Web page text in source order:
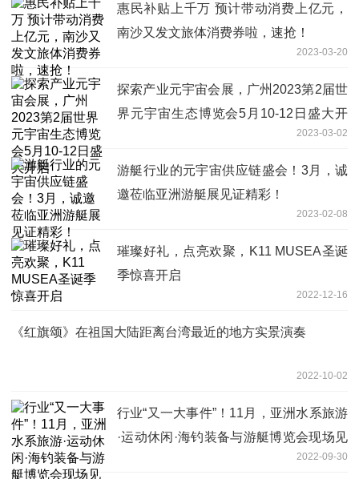
惠民补贴上千万 预计带动消费上亿元，
南沙又发文旅体消费券啦，速抢！
2023-03-20
探索产业元宇宙会展，广州2023第2届世
界元宇宙生态博览会5月10-12日盛大开
2023-03-02
游艇行业的元宇宙供应链盛会！3月，诚
邀莅临亚洲游艇展见证精彩！
2023-02-08
璀璨好礼，点亮欢聚，K11 MUSEA圣诞
季惊喜开启
2022-12-16
《红旗颂》在祖国大陆距离台湾最近的地方实景演奏
2022-10-02
行业“又一大事件”！11月，亚洲水系旅游
·运动休闲·海钓装备与游艇博览会现场见
2022-09-30